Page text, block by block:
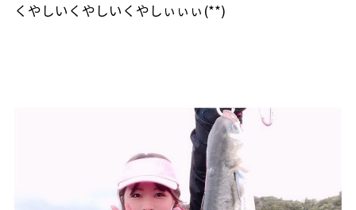
くやしいくやしいくやしぃぃぃ(**)